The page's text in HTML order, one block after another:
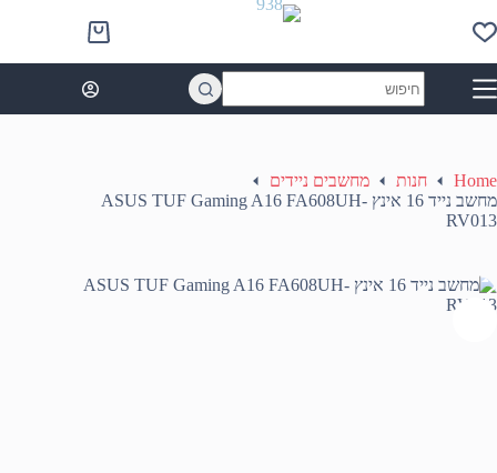
to
content
Shopping
cart
results
Home חנות
מחשבים ניידים
מחשב נייד 16 אינץ ASUS TUF Gaming A16 FA608UH-
RV013